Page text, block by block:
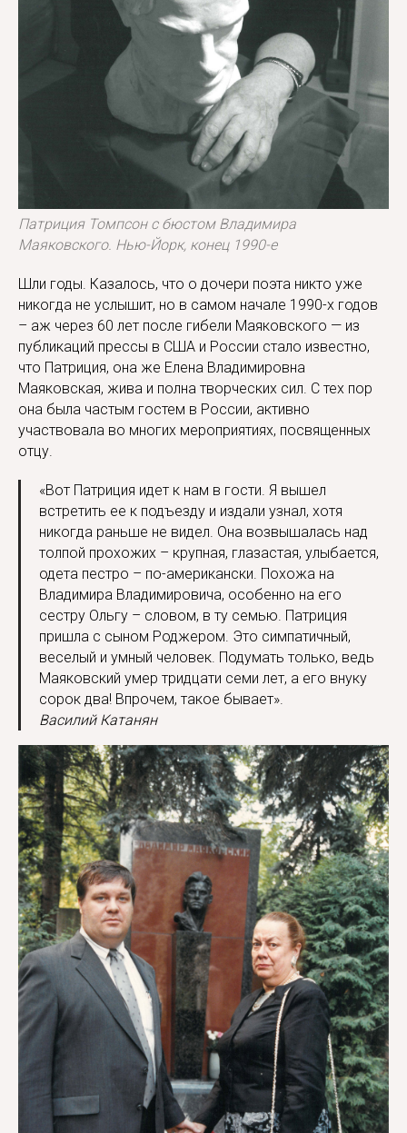
Патриция Томпсон с бюстом Владимира
Маяковского. Нью-Йорк, конец 1990-е
Шли годы. Казалось, что о дочери поэта никто уже
никогда не услышит, но в самом начале 1990-х годов
– аж через 60 лет после гибели Маяковского — из
публикаций прессы в США и России стало известно,
что Патриция, она же Елена Владимировна
Маяковская, жива и полна творческих сил. С тех пор
она была частым гостем в России, активно
участвовала во многих мероприятиях, посвященных
отцу.
«Вот Патриция идет к нам в гости. Я вышел
встретить ее к подъезду и издали узнал, хотя
никогда раньше не видел. Она возвышалась над
толпой прохожих – крупная, глазастая, улыбается,
одета пестро – по-американски. Похожа на
Владимира Владимировича, особенно на его
сестру Ольгу – словом, в ту семью. Патриция
пришла с сыном Роджером. Это симпатичный,
веселый и умный человек. Подумать только, ведь
Маяковский умер тридцати семи лет, а его внуку
сорок два! Впрочем, такое бывает».
Василий Катанян